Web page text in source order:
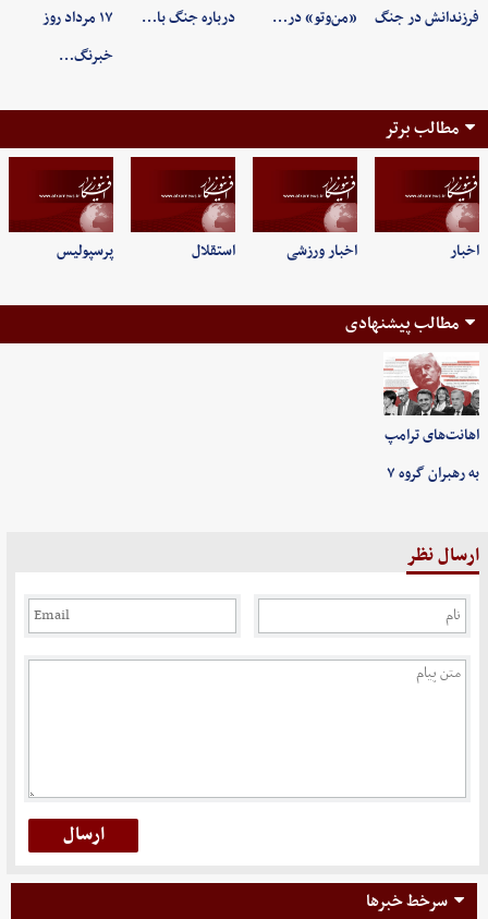
فرزندانش در جنگ «من‌وتو» در… درباره جنگ با…
۱۷ مرداد روز
خبرنگ…
مطالب برتر
اخبار اخبار ورزشی استقلال پرسپولیس
مطالب پیشنهادی
اهانت‌های ترامپ
به رهبران گروه ۷
ارسال نظر
سرخط خبرها